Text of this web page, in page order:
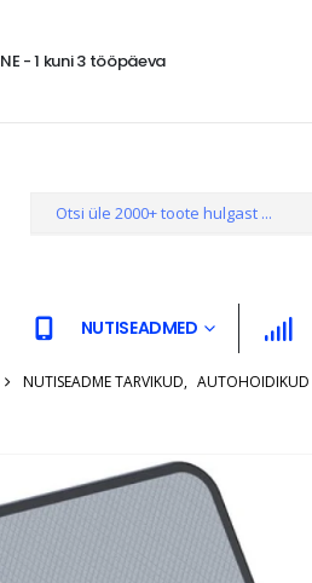
- 1 kuni 3 tööpäeva
NUTISEADMED
NUTISEADME TARVIKUD, AUTOHOIDIKUD